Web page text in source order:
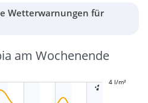
Wetterwarnungen für
am Wochenende

-1 l/m²
-0,5 l/m²
0,5 l/m²
1,5 l/m²
5 l/m²
4 l/m²
-2 l/m²